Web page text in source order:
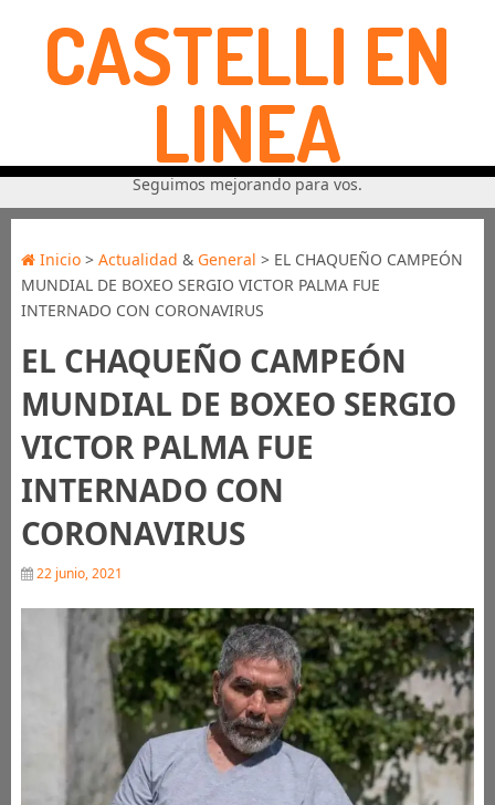
CASTELLI EN
LINEA
Seguimos mejorando para vos.
Inicio> Actualidad & General > EL CHAQUEÑO CAMPEÓN
MUNDIAL DE BOXEO SERGIO VICTOR PALMA FUE
INTERNADO CON CORONAVIRUS
EL CHAQUEÑO CAMPEÓN
MUNDIAL DE BOXEO SERGIO
VICTOR PALMA FUE
INTERNADO CON
CORONAVIRUS
22 junio, 2021